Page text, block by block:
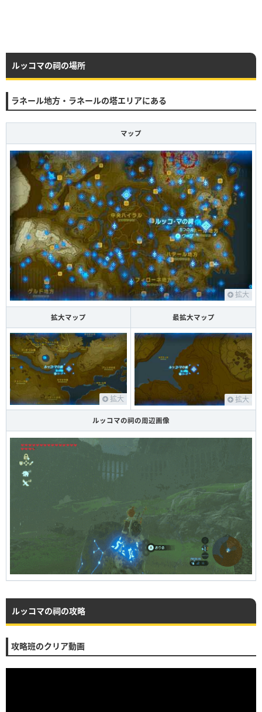
ルッコマの祠の場所
ラネール地方・ラネールの塔エリアにある
マップ
拡大
拡大マップ 最拡大マップ
拡大 拡大
ルッコマの祠の周辺画像
ルッコマの祠の攻略
攻略班のクリア動画